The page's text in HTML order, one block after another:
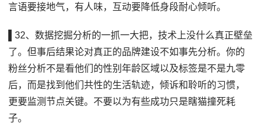
言语要接地气，有人味，互动要降低身段耐心倾听。
▌32、数据挖掘分析的一抓一大把，技术上没什么真正壁垒
了。但事后结果论对真正的品牌建设不如事先分析。你的
粉丝分析不是看他们的性别年龄区域以及标签是不是九零
后，而是找到他们共性的生活轨迹，倾诉和聆听的习惯，
更要监测节点关键。不要以为有些成功只是瞎猫撞死耗
子。